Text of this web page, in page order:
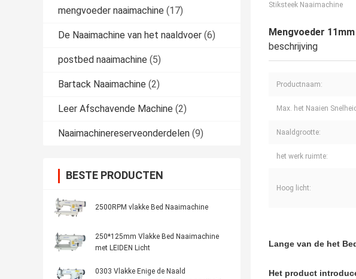
mengvoeder naaimachine (17)
De Naaimachine van het naaldvoer (6)
postbed naaimachine (5)
Bartack Naaimachine (2)
Leer Afschavende Machine (2)
Naaimachinereserveonderdelen (9)
BESTE PRODUCTEN
2500RPM vlakke Bed Naaimachine
250*125mm Vlakke Bed Naaimachine
met LEIDEN Licht
0303 Vlakke Enige de Naald
Stiksteek Naaimachine
Mengvoeder
beschrijving
Productnaam:
Max. het Naaien
Naaldgrootte:
het werk ruimte:
Hoog licht:
Lange van de het
Het product